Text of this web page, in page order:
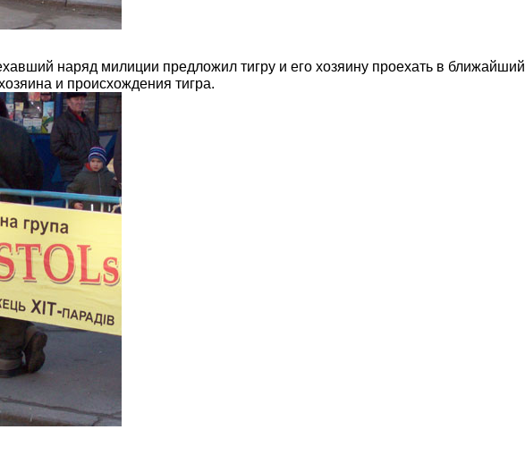
наряд милиции предложил тигру и его хозяину проехать в ближайший
и происхождения тигра.